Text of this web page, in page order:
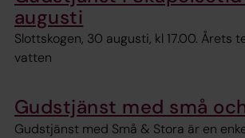
augusti
Slottskogen, 30 augusti, kl 17.00. Årets
vatten
Gudstjänst med små
Gudstjänst med Små & Stora är en